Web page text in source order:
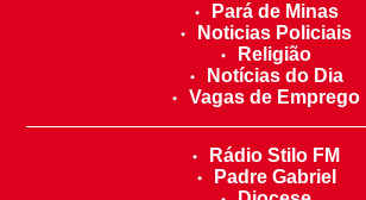
Pará de Minas
Noticias Policiais
Religião
Notícias do Dia
Vagas de Emprego
Rádio Stilo FM
Padre Gabriel